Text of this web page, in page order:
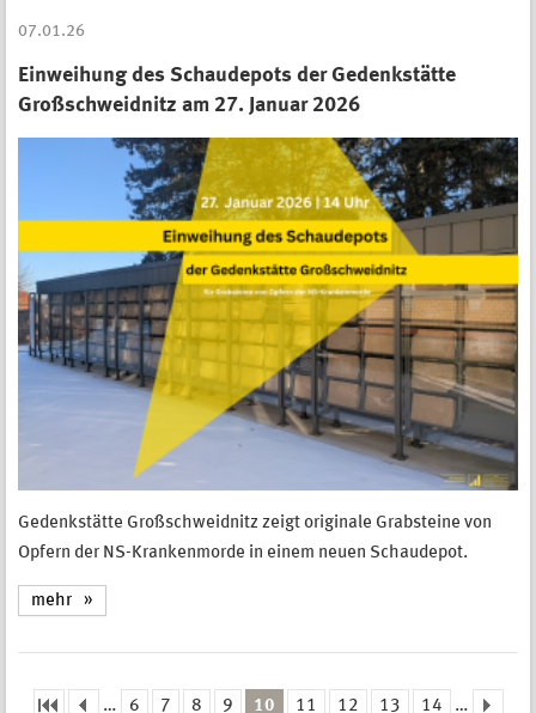
07.01.26
Einweihung des Schaudepots der Gedenkstätte
Großschweidnitz am 27. Januar 2026
Gedenkstätte Großschweidnitz zeigt originale Grabsteine von
Opfern der NS-Krankenmorde in einem neuen Schaudepot.
mehr
… 6 7 8 9 10 11 12 13 14 …